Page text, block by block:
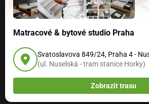
Matracové & bytové studio Praha
Svatoslavova 849/24, Praha 4 -
(ul. Nuselská - tram stanice Horky)
Zobrazit trasu